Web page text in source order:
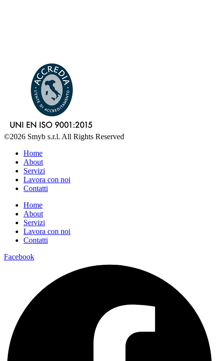
©2026 Smyb s.r.l. All Rights Reserved
Home
About
Servizi
Lavora con noi
Contatti
Home
About
Servizi
Lavora con noi
Contatti
Facebook